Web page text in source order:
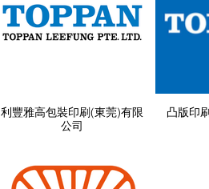
利豐雅高包裝印刷(東莞)有限
公司
凸版印